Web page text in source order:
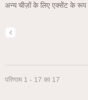
अन्य चीज़ों के लिए एक्सेंट के रूप
परिणाम 1 - 17 का 17